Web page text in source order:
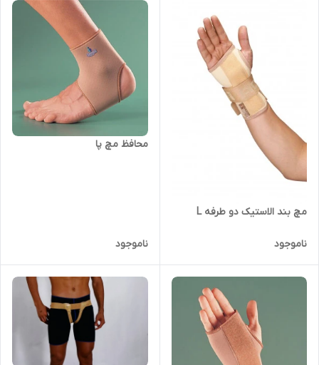
مچ بند الاستیک دو طرفه L
ناموجود
محافظ مچ پا
ناموجود